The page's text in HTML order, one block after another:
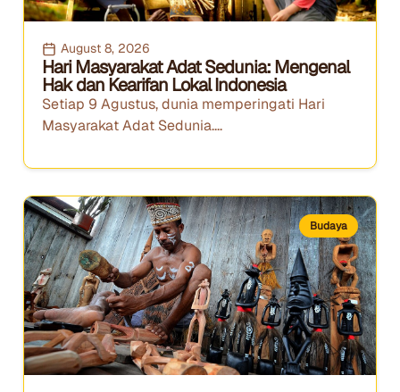
August 8, 2026
Hari Masyarakat Adat Sedunia: Mengenal
Hak dan Kearifan Lokal Indonesia
Setiap 9 Agustus, dunia memperingati Hari
Masyarakat Adat Sedunia....
Budaya